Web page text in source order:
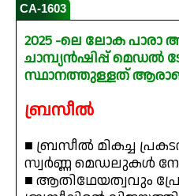
CA-1603
2025 -ലെ ലോക പാരാ
ചാമ്പ്യൻഷിപ്പ് മെഡൽ
സ്ഥാനത്തുള്ളത്
ബ്രസീൽ
■ ബ്രസീൽ മികച്ച
സ്വർണ്ണ മെഡലുകൾ
■ ആതിഥേയത്വവും